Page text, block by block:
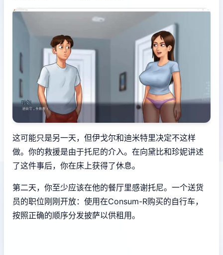
这可能只是另一天，但伊戈尔和迪米特里决定不这样
做。你的救援是由于托尼的介入。在向黛比和珍妮讲述
了这件事后，你在床上获得了休息。
第二天，你至少应该在他的餐厅里感谢托尼。一个送货
员的职位刚刚开放：使用在Consum-R购买的自行车，
按照正确的顺序分发披萨以供租用。